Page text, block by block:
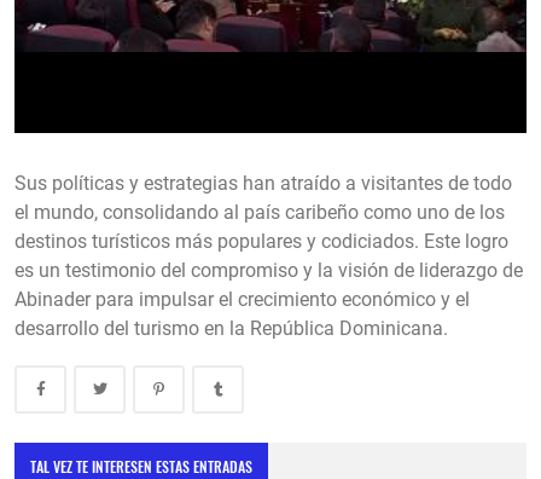
Sus políticas y estrategias han atraído a visitantes de todo
el mundo, consolidando al país caribeño como uno de los
destinos turísticos más populares y codiciados. Este logro
es un testimonio del compromiso y la visión de liderazgo de
Abinader para impulsar el crecimiento económico y el
desarrollo del turismo en la República Dominicana.
TAL VEZ TE INTERESEN ESTAS ENTRADAS